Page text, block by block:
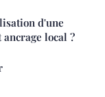
d'une
local ?